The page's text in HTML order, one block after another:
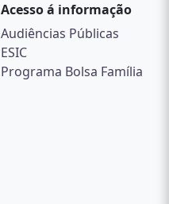
Acesso á informação
Audiências Públicas
ESIC
Programa Bolsa Família